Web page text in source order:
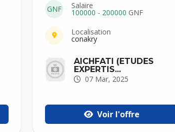
GNF Salaire
100000 - 200000 GNF
Localisation
conakry
AICHFATI (ETUDES
EXPERTIS...
07 Mar, 2025
Voir l'offre